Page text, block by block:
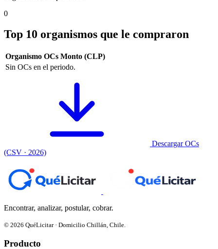
0
Top 10 organismos que le compraron
Organismo OCs Monto (CLP)
Sin OCs en el periodo.
Descargar OCs
(CSV · 2026)
Encontrar, analizar, postular, cobrar.
© 2026 QuéLicitar · Domicilio Chillán, Chile.
Producto